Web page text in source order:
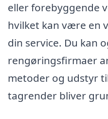
eller forebyggende
hvilket kan være en
din service. Du kan
rengøringsfirmaer
metoder og udstyr
tagrender bliver